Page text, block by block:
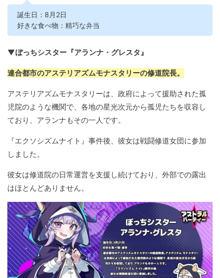
誕生日：8月2日
好きな食べ物：精巧な弁当
▼ぼっちシスター『アランナ・グレスタ』
連合都市のアステリアズムモナスタリーの修道院長。
アステリアズムモナスタリーは、政府によって援助された孤
児院のような機関で、各地の星光次元から孤児たちを収容し
ており、アランナもその一人です。
『エクソシズムナイト』事件後、彼女は戦闘修道女団に参加
しました。
彼女は修道院の日常運営を支援し続けており、外部での露出
はほとんどありません。